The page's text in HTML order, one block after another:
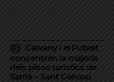
Galvany i el Putxet
concentren la majoria
dels pisos turístics de
Sarrià – Sant Gervasi